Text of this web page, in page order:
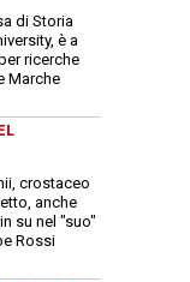
di Storia
è a
ricerche
Marche
crostaceo
anche
su nel "suo"
Rossi